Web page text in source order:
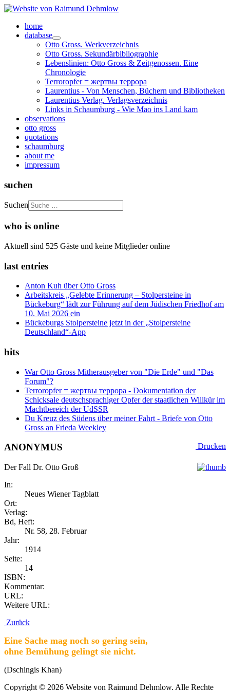
home
database
Otto Gross. Werkverzeichnis
Otto Gross. Sekundärbibliographie
Lebenslinien: Otto Gross & Zeitgenossen. Eine
Chronologie
Terroropfer = жертвы террора
Laurentius - Von Menschen, Büchern und Bibliotheken
Laurentius Verlag. Verlagsverzeichnis
Links in Schaumburg - Wie Mao ins Land kam
observations
otto gross
quotations
schaumburg
about me
impressum
suchen
Suchen
who is online
Aktuell sind 525 Gäste und keine Mitglieder online
last entries
Anton Kuh über Otto Gross
Arbeitskreis „Gelebte Erinnerung – Stolpersteine in
Bückeburg“ lädt zur Führung auf dem Jüdischen Friedhof am
10. Mai 2026 ein
Bückeburgs Stolpersteine jetzt in der „Stolpersteine
Deutschland“-App
hits
War Otto Gross Mitherausgeber von "Die Erde" und "Das
Forum"?
Terroropfer = жертвы террора - Dokumentation der
Schicksale deutschsprachiger Opfer der staatlichen Willkür im
Machtbereich der UdSSR
Du Kreuz des Südens über meiner Fahrt - Briefe von Otto
Gross an Frieda Weekley
Drucken
ANONYMUS
Der Fall Dr. Otto Groß
In:
Neues Wiener Tagblatt
Ort:
Verlag:
Bd, Heft:
Nr. 58, 28. Februar
Jahr:
1914
Seite:
14
ISBN:
Kommentar:
URL:
Weitere URL:
Zurück
Eine Sache mag noch so gering sein,
ohne Bemühung gelingt sie nicht.
(Dschingis Khan)
Copyright © 2026 Website von Raimund Dehmlow. Alle Rechte